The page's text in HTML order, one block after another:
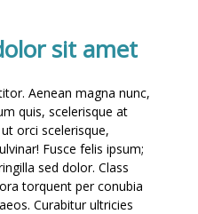
sit amet
Aenean magna nunc,
quis, scelerisque at
orci scelerisque,
Fusce felis ipsum;
sed dolor. Class
torquent per conubia
Curabitur ultricies